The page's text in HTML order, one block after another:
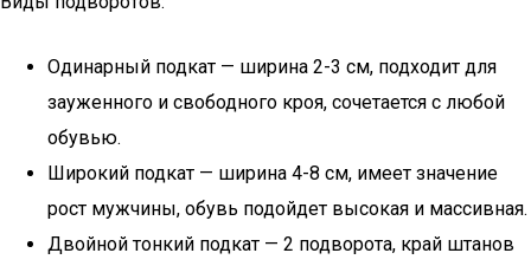
Одинарный подкат — ширина 2-3 см, подходит для
зауженного и свободного кроя, сочетается с любой
обувью.
Широкий подкат — ширина 4-8 см, имеет значение
рост мужчины, обувь подойдет высокая и массивная.
Двойной тонкий подкат — 2 подворота, край штанов